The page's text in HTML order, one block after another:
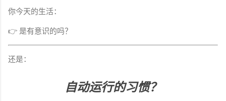
你今天的生活：
👉 是有意识的吗？
还是：
自动运行的习惯？